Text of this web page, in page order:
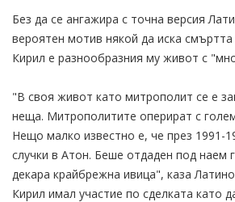
Без да се ангажира с точна версия
вероятен мотив някой да иска
Кирил е разнообразния му живот с
"В своя живот като митрополит се е
неща. Митрополитите оперират с
Нещо малко известно е, че през 1991-
случки в Атон. Беше отдаден под наем
декара крайбрежна ивица", каза
Кирил имал участие по сделката като